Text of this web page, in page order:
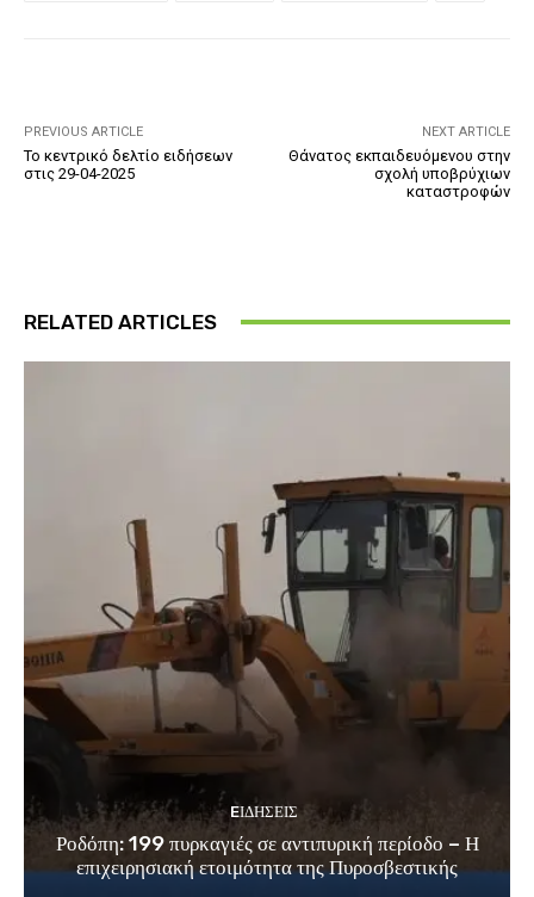
PREVIOUS ARTICLE
Το κεντρικό δελτίο ειδήσεων
στις 29-04-2025
NEXT ARTICLE
Θάνατος εκπαιδευόμενου στην
σχολή υποβρύχιων
καταστροφών
RELATED ARTICLES
EΙΔΗΣΕΙΣ
Ροδόπη: 199 πυρκαγιές σε αντιπυρική περίοδο – Η
επιχειρησιακή ετοιμότητα της Πυροσβεστικής